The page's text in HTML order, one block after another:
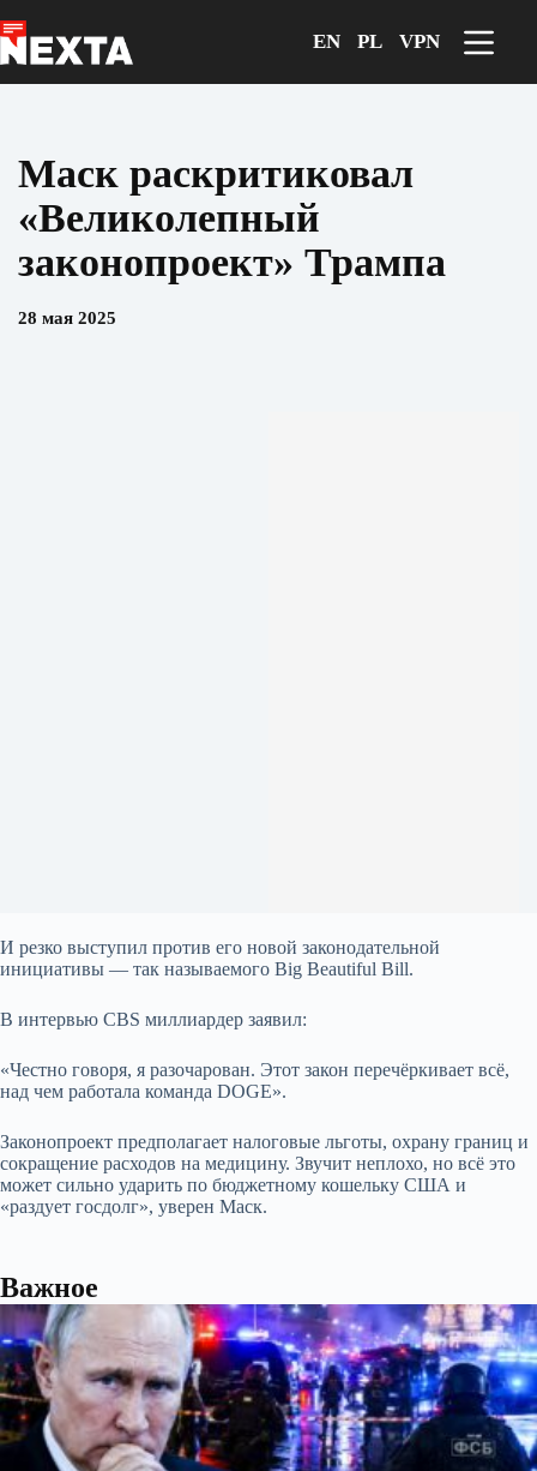
к
сути
EN PL VPN
Маск раскритиковал
«Великолепный
законопроект» Трампа
28 мая 2025
И резко выступил против его новой законодательной
инициативы — так называемого Big Beautiful Bill.
В интервью CBS миллиардер заявил:
«Честно говоря, я разочарован. Этот закон перечёркивает всё,
над чем работала команда DOGE».
Законопроект предполагает налоговые льготы, охрану границ и
сокращение расходов на медицину. Звучит неплохо, но всё это
может сильно ударить по бюджетному кошельку США и
«раздует госдолг», уверен Маск.
Важное